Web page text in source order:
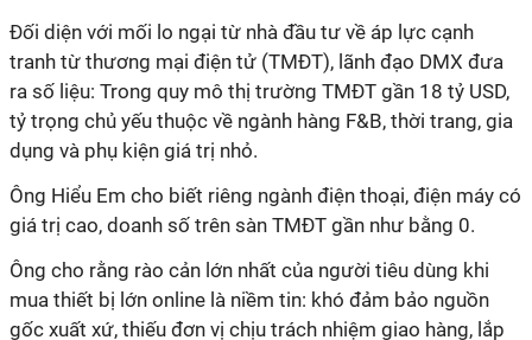
Đối diện với mối lo ngại từ nhà đầu tư về áp lực cạnh
tranh từ thương mại điện tử (TMĐT), lãnh đạo DMX đưa
ra số liệu: Trong quy mô thị trường TMĐT gần 18 tỷ USD,
tỷ trọng chủ yếu thuộc về ngành hàng F&B, thời trang, gia
dụng và phụ kiện giá trị nhỏ.
Ông Hiểu Em cho biết riêng ngành điện thoại, điện máy có
giá trị cao, doanh số trên sàn TMĐT gần như bằng 0.
Ông cho rằng rào cản lớn nhất của người tiêu dùng khi
mua thiết bị lớn online là niềm tin: khó đảm bảo nguồn
gốc xuất xứ, thiếu đơn vị chịu trách nhiệm giao hàng, lắp